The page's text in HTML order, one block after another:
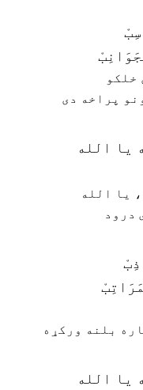
خلکو
پراخه دی
يا الله
یا الله
درود
بلنه ورکړه
يا الله